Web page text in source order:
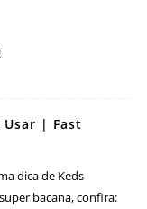
Usar | Fast
dica de Keds
bacana, confira: